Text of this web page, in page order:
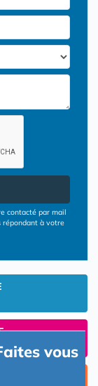
contacté par mail
répondant à votre
vous